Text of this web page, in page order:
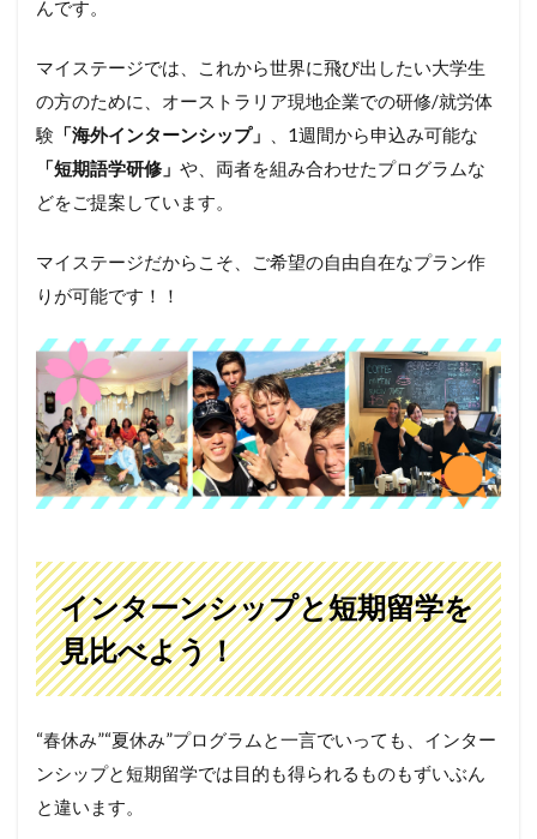
んです。
マイステージでは、これから世界に飛び出したい大学生
の方のために、オーストラリア現地企業での研修/就労体
験 「海外インターンシップ」
、1週間から申込み可能な
「短期語学研修」 や、両者を組み合わせたプログラムな
どをご提案しています。
マイステージだからこそ、ご希望の自由自在なプラン作
りが可能です！！
インターンシップと短期留学を
見比べよう！
“春休み”“夏休み”プログラムと一言でいっても、インター
ンシップと短期留学では目的も得られるものもずいぶん
と違います。